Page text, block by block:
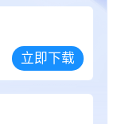
立即下载